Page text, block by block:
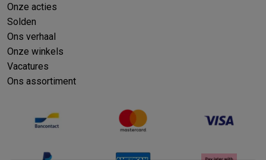
Onze acties
Solden
Ons verhaal
Onze winkels
Vacatures
Ons assortiment